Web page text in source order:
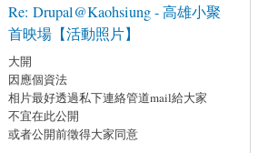
Re: Drupal@Kaohsiung - 高雄小聚
首映場【活動照片】
大開
因應個資法
相片最好透過私下連絡管道mail給大家
不宜在此公開
或者公開前徵得大家同意